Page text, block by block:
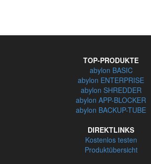
TOP-PRODUKTE
abylon BASIC
abylon ENTERPRISE
abylon SHREDDER
abylon APP-BLOCKER
abylon BACKUP-TUBE
DIREKTLINKS
Kostenlos testen
Produktübersicht